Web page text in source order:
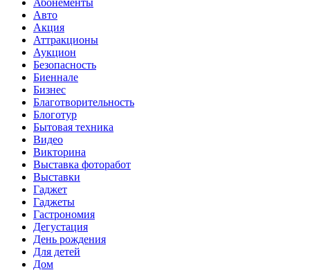
Авто
Акция
Аттракционы
Аукцион
Безопасность
Биеннале
Бизнес
Благотворительность
Блоготур
Бытовая техника
Видео
Викторина
Выставка фоторабот
Выставки
Гаджет
Гаджеты
Гастрономия
Дегустация
День рождения
Для детей
Дом